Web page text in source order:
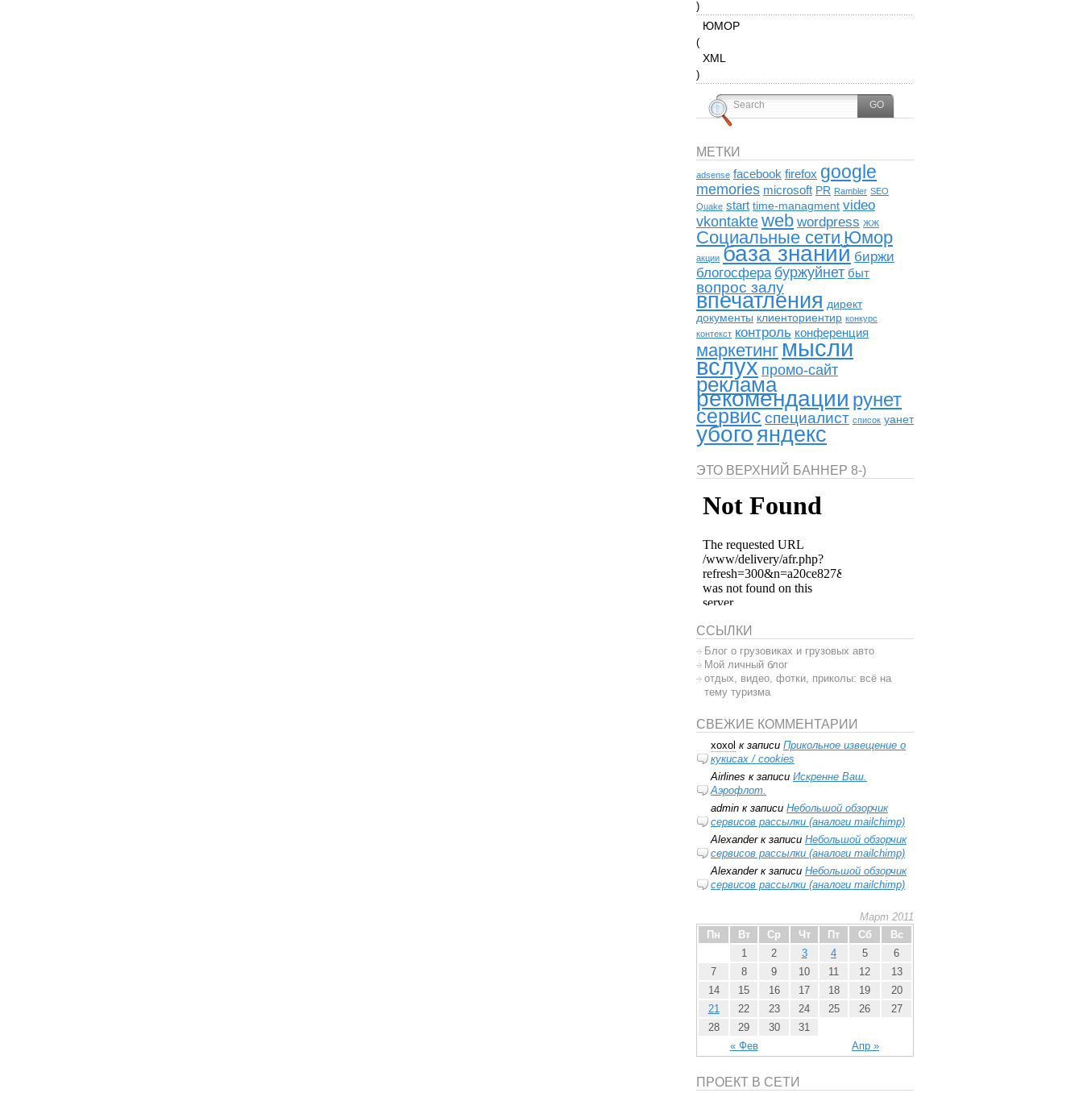
)
ЮМОР
(
XML
)
МЕТКИ
adsense facebook firefox google
memories microsoft PR Rambler SEO
Quake start time-managment video
vkontakteweb wordpress ЖЖ
Социальные сети Юмор
акции база знаний биржи
блогосфера буржуйнет быт
вопрос залу
впечатления директ
документы клиенториентир конкурс
контекст контроль конференция
маркетинг мысли
вслух промо-сайт
реклама
рекомендации рунет
сервисспециалист список уанет
убогояндекс
ЭТО ВЕРХНИЙ БАННЕР 8-)
ССЫЛКИ
Блог о грузовиках и грузовых авто
Мой личный блог
отдых, видео, фотки, приколы: всё на
тему туризма
СВЕЖИЕ КОММЕНТАРИИ
xoxol к записи Прикольное извещение о
кукисах / cookies
Airlines к записи Искренне Ваш.
Аэрофлот.
admin к записи Небольшой обзорчик
сервисов рассылки (аналоги mailchimp)
Alexanderк записи Небольшой обзорчик
сервисов рассылки (аналоги mailchimp)
Alexanderк записи Небольшой обзорчик
сервисов рассылки (аналоги mailchimp)
Март 2011
Пн
Вт Ср Чт Пт Сб Вс
« Фев Апр »
1 2 3 4 5
6
7
8 9 10 11 12
13
14
15 16 17 18 19
20
21
22 23 24 25 26
27
28
29 30 31
ПРОЕКТ В СЕТИ